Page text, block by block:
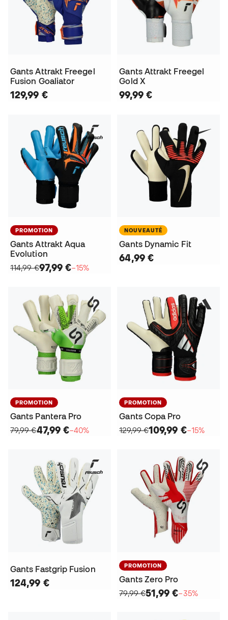
Gants Attrakt Freegel
Fusion Goaliator
129,99 €
Gants Attrakt Freegel
Gold X
99,99 €
PROMOTION
Gants Attrakt Aqua
Evolution
114,99 €97,99 €−15%
NOUVEAUTÉ
Gants Dynamic Fit
64,99 €
PROMOTION
Gants Pantera Pro
79,99 €47,99 €−40%
PROMOTION
Gants Copa Pro
129,99 €109,99 €−15%
Gants Fastgrip Fusion
124,99 €
PROMOTION
Gants Zero Pro
79,99 €51,99 €−35%